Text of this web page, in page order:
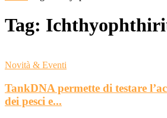
Tag:
Novità & Eventi
TankDNA permette di testare
dei pesci e...